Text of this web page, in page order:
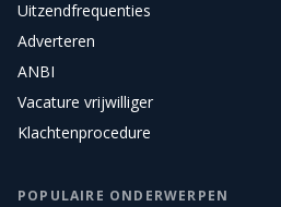
Uitzendfrequenties
Adverteren
ANBI
Vacature vrijwilliger
Klachtenprocedure
POPULAIRE ONDERWERPEN